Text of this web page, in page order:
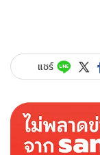
แชร์